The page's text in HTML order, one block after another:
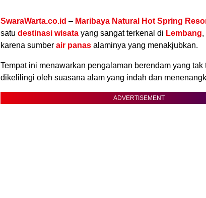
SwaraWarta.co.id – Maribaya Natural Hot Spring
satu destinasi wisata yang sangat terkenal di Lembang,
karena sumber air panas alaminya yang menakjubkan.
Tempat ini menawarkan pengalaman berendam yang tak
dikelilingi oleh suasana alam yang indah dan
ADVERTISEMENT